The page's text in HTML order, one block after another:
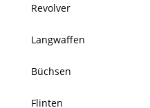
Revolver
Langwaffen
Büchsen
Flinten